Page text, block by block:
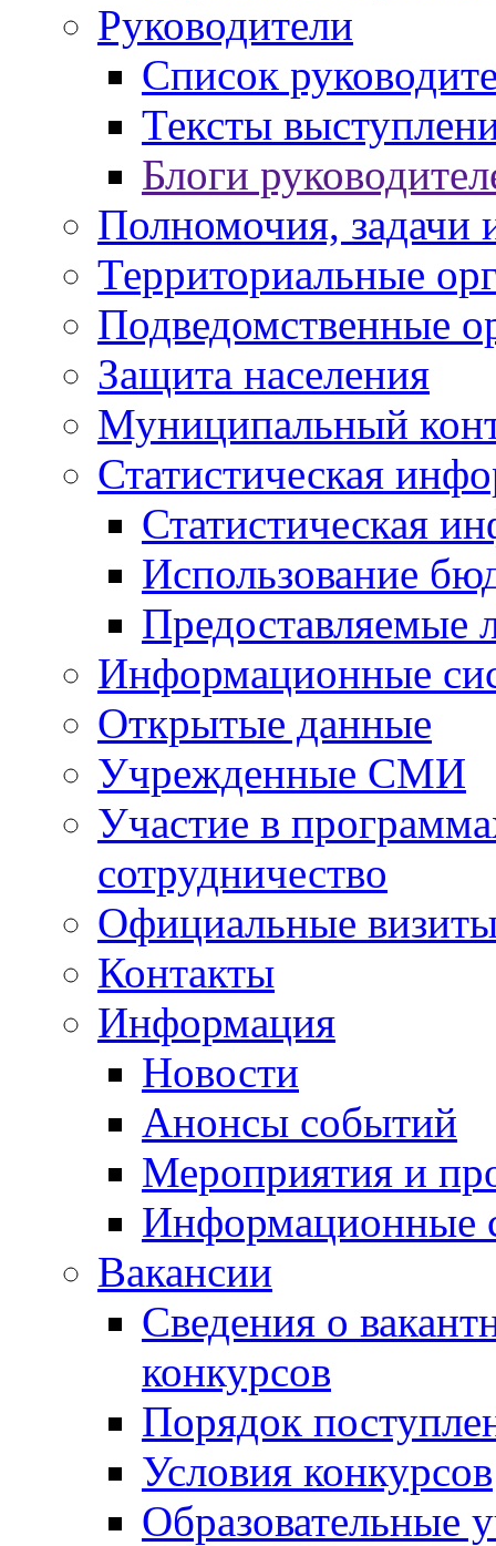
Руководители
Список
Тексты
Блоги
Полномочия, задачи
Территориальные
Подведомственные
Защита населения
Муниципальный
Статистическая
Статистическая
Использование
Предоставляемые
Информационные
Открытые данные
Учрежденные СМИ
Участие в
сотрудничество
Официальные
Контакты
Информация
Новости
Анонсы событий
Мероприятия и
Информационные
Вакансии
Сведения о
конкурсов
Порядок
Условия конкурсов
Образовательные